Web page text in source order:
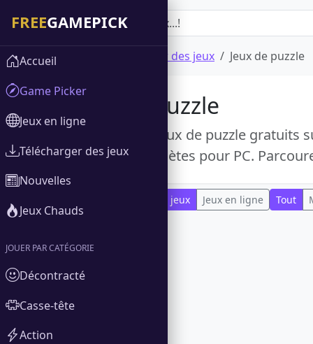
Accueil Télécharger des jeux Jeux de puzzle
Jeux de puzzle
Explorez des jeux de puzzle
versions complètes pour PC.
Télécharger des jeux Jeux en ligne Tout
Accueil
Game Picker
Jeux en ligne
Télécharger des jeux
Nouvelles
Jeux Chauds
JOUER PAR CATÉGORIE
Décontracté
Casse-tête
Action